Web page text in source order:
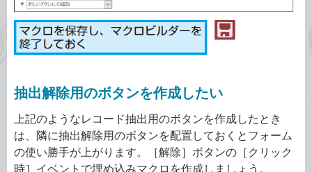
抽出解除用のボタンを作成したい
上記のようなレコード抽出用のボタンを作成したとき
は、隣に抽出解除用のボタンを配置しておくとフォーム
の使い勝手が上がります。［解除］ボタンの［クリック
時］イベントで埋め込みマクロを作成しましょう。